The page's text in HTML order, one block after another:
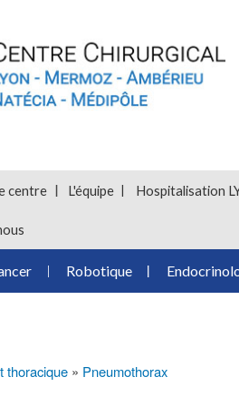
centre L'équipe Hospitalisation
Robotique
thoracique Pneumothorax